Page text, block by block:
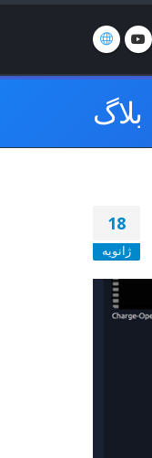
بلاگ
18
ژانویه